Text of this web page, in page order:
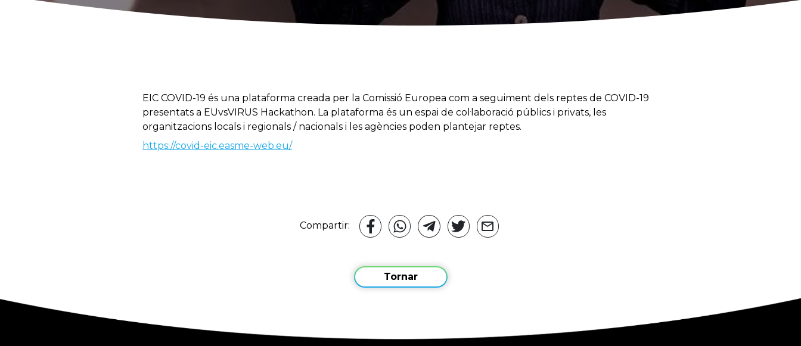
EIC COVID-19 és una plataforma creada per la Comissió Europea com a seguiment dels reptes de COVID-19
presentats a EUvsVIRUS Hackathon. La plataforma és un espai de col·laboració públics i privats, les
organitzacions locals i regionals / nacionals i les agències poden plantejar reptes.
https://covid-eic.easme-web.eu/
Compartir:
Tornar